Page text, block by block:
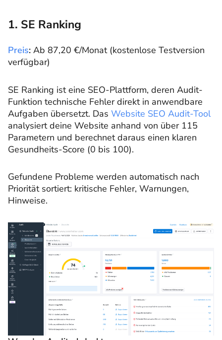
1. SE Ranking
Preis: Ab 87,20 €/Monat (kostenlose Testversion
verfügbar)
SE Ranking ist eine SEO-Plattform, deren Audit-
Funktion technische Fehler direkt in anwendbare
Aufgaben übersetzt. Das Website SEO Audit-Tool
analysiert deine Website anhand von über 115
Parametern und berechnet daraus einen klaren
Gesundheits-Score (0 bis 100).
Gefundene Probleme werden automatisch nach
Priorität sortiert: kritische Fehler, Warnungen,
Hinweise.